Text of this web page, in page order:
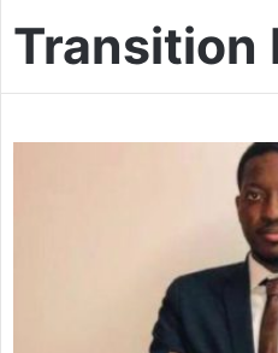
Transition